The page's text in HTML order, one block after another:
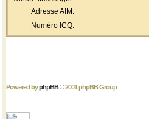
Adresse AIM:
Numéro ICQ:
Powered byphpBB© 2001 phpBB Group